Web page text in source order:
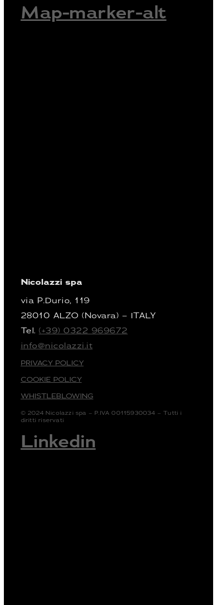
Map-marker-alt
Nicolazzi spa
via P.Durio, 119
28010 ALZO (Novara) – ITALY
Tel.(+39) 0322 969672
info@nicolazzi.it
PRIVACY POLICY
COOKIE POLICY
WHISTLEBLOWING
© 2024 Nicolazzi spa – P.IVA 00115930034 – Tutti i
diritti riservati
Linkedin